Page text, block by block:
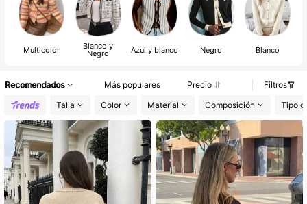
Sueters De Mujer
Cardigan
Multicolor Blanco y
Negro Azul y blanco Negro Blanco
Recomendados Más populares Precio
Filtros
Talla
Color Material Composición Tipo